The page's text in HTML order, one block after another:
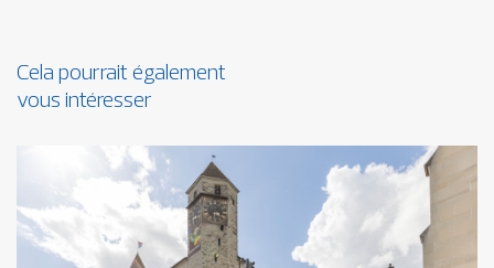
Cela pourrait également
vous intéresser